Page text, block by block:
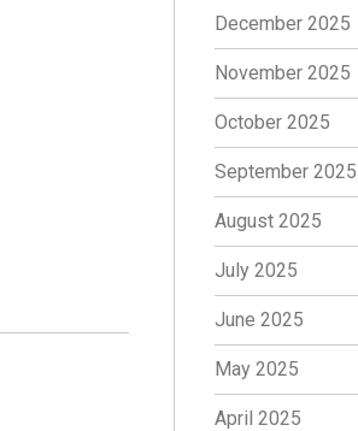
December 2025
November 2025
October 2025
September 2025
August 2025
July 2025
June 2025
May 2025
April 2025